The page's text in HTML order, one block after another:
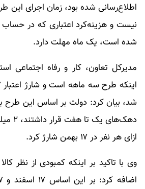
اطلاع‌رسانی شده بود، زمان اجرای این
نیست و هزینه‌کرد اعتباری که در حساب
شده است، یک ماه مهلت دارد.
مدیرکل تعاون، کار و رفاه اجتماعی
شد، بیان کرد: دولت بر اساس این طرح
ازای هر نفر در ۱۷ بهمن شارژ کرد.
وی با تاکید بر اینکه کمبودی از نظر